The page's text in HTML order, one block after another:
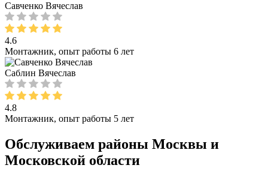
Савченко Вячеслав
4.6
Монтажник, опыт работы 6 лет
Саблин Вячеслав
4.8
Монтажник, опыт работы 5 лет
Обслуживаем районы Москвы и
Московской области